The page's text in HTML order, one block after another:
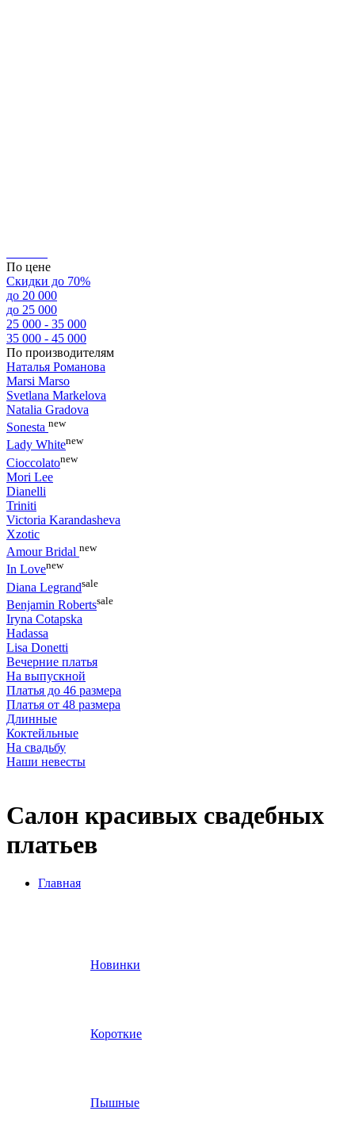
По цене
Скидки до 70%
до 20 000
до 25 000
25 000 - 35 000
35 000 - 45 000
По производителям
Наталья Романова
Marsi Marsо
Svetlana Markelova
Natalia Gradova
Sonesta new
Lady Whitenew
Cioccolatonew
Mori Lee
Dianelli
Triniti
Victoria Karandasheva
Xzotic
Amour Bridal new
In Lovenew
Diana Legrandsale
Benjamin Robertssale
Iryna Cotapska
Hadassa
Lisa Donetti
Вечерние платья
На выпускной
Платья до 46 размера
Платья от 48 размера
Длинные
Коктейльные
На свадьбу
Наши невесты
Салон красивых свадебных
платьев
Главная
Новинки
Короткие
Пышные